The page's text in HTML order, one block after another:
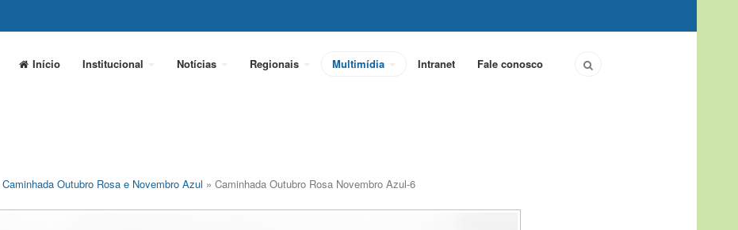
Início Institucional Notícias Regionais Multimídia Intranet Fale conosco
Caminhada Outubro Rosa e Novembro Azul » Caminhada Outubro Rosa Novembro Azul-6